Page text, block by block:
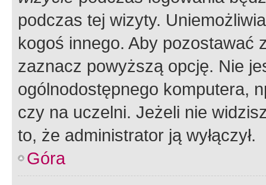
podczas tej wizyty.
kogoś innego. Aby pozostawać
zaznacz powyższą opcję. Nie
ogólnodostępnego komputera,
czy na uczelni. Jeżeli nie
to, że administrator ją wyłączył.
Góra